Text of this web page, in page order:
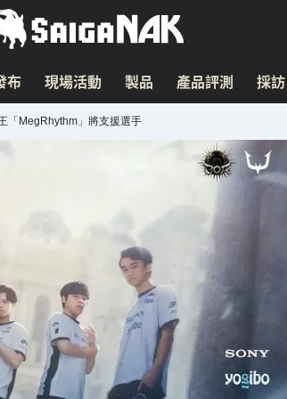
布 現場活動 製品 產品評測 採訪
「MegRhythm」將支援選手